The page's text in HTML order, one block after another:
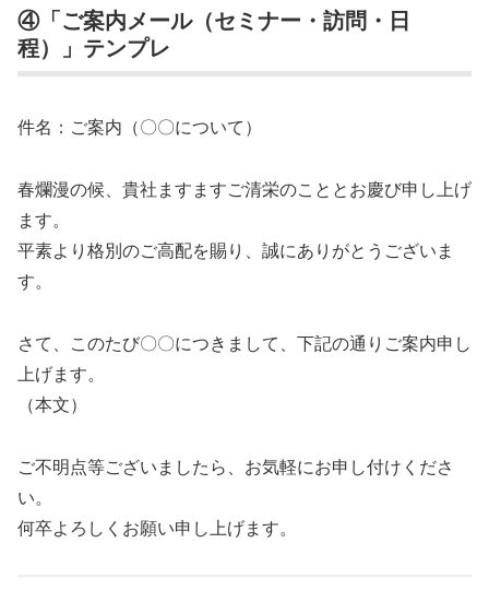
④「ご案内メール（セミナー・訪問・日
程）」テンプレ
件名：ご案内（〇〇について）
春爛漫の候、貴社ますますご清栄のこととお慶び申し上げ
ます。
平素より格別のご高配を賜り、誠にありがとうございま
す。
さて、このたび〇〇につきまして、下記の通りご案内申し
上げます。
（本文）
ご不明点等ございましたら、お気軽にお申し付けくださ
い。
何卒よろしくお願い申し上げます。